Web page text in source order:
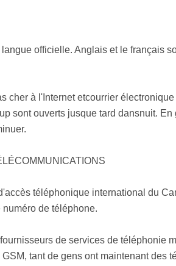
langue officielle. Anglais et le français
cher à l'Internet etcourrier
sont ouverts jusque tard dansnuit.
téléphonique international du
de téléphone.
fournisseurs de services de téléphonie
tant de gens ont maintenant des